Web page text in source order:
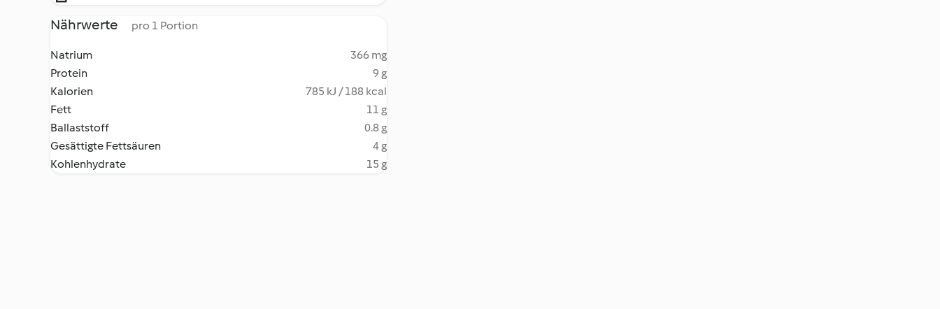
Nährwerte pro 1 Portion
Natrium
366 mg
Protein
9 g
Kalorien
785 kJ / 188 kcal
Fett
11 g
Ballaststoff
0.8 g
Gesättigte Fettsäuren
4 g
Kohlenhydrate
15 g